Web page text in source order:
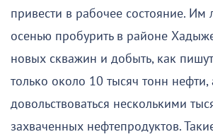
привести в рабочее состояние. Им
осенью пробурить в районе
новых скважин и добыть, как
только около 10 тысяч тонн нефти,
довольствоваться несколькими
захваченных нефтепродуктов.